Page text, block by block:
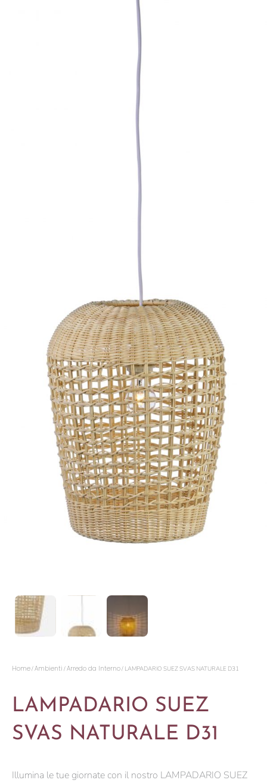
Home/Ambienti /Arredo da Interno/ LAMPADARIO SUEZ SVAS NATURALE D31
LAMPADARIO SUEZ
SVAS NATURALE D31
Illumina le tue giornate con il nostro LAMPADARIO SUEZ